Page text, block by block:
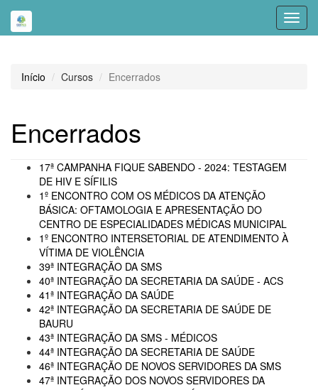
Início Cursos Encerrados
Encerrados
17ª CAMPANHA FIQUE SABENDO - 2024: TESTAGEM
DE HIV E SÍFILIS
1º ENCONTRO COM OS MÉDICOS DA ATENÇÃO
BÁSICA: OFTAMOLOGIA E APRESENTAÇÃO DO
CENTRO DE ESPECIALIDADES MÉDICAS MUNICIPAL
1º ENCONTRO INTERSETORIAL DE ATENDIMENTO À
VÍTIMA DE VIOLÊNCIA
39ª INTEGRAÇÃO DA SMS
40ª INTEGRAÇÃO DA SECRETARIA DA SAÚDE - ACS
41ª INTEGRAÇÃO DA SAÚDE
42ª INTEGRAÇÃO DA SECRETARIA DE SAÚDE DE
BAURU
43ª INTEGRAÇÃO DA SMS - MÉDICOS
44ª INTEGRAÇÃO DA SECRETARIA DE SAÚDE
46ª INTEGRAÇÃO DE NOVOS SERVIDORES DA SMS
47ª INTEGRAÇÃO DOS NOVOS SERVIDORES DA